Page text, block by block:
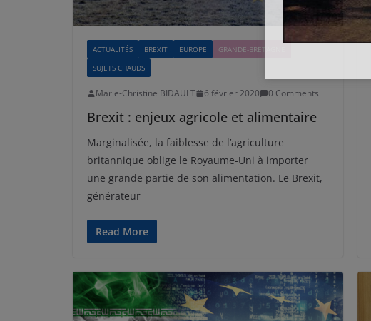
ACTUALITÉS BREXIT EUROPE
GRANDE-BRETAGNE
SUJETS CHAUDS
Marie-Christine BIDAULT 6 février 2020 0 Comments
Brexit : enjeux agricole et alimentaire
Marginalisée, la faiblesse de l’agriculture
britannique oblige le Royaume-Uni à importer
une grande partie de son alimentation. Le Brexit,
générateur
Read More